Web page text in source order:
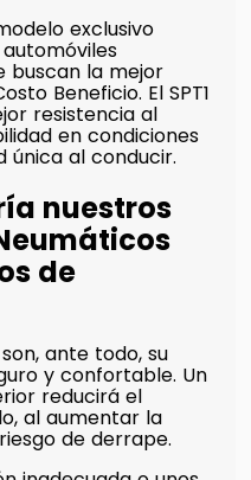
exclusivo
buscan la mejor
Beneficio. El SPT1
resistencia al
en condiciones
única al conducir.
nuestros
de
ante todo, su
y confortable. Un
reducirá el
al aumentar la
de derrape.